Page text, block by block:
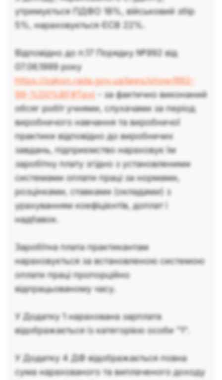
утримується ПДФО 18%, військовий збір
5%, нараховується ЄСВ 22%.
Відповідно до п.17 Порядку №992 від
07.06.1999 року
https://zakon.rada.gov.ua/laws/show/992-
99-%D0%BF#Text - за фактично виконаний
обсяг робіт учнями, слухачами за період
виробничого навчання та виробничої
практики відповідно до виробничих
завдань, підприємство нараховує їм
заробітну плату згідно з установленими
системами оплати праці за нормами,
розцінками, ставками (окладами) з
урахуванням коефіцієнтів, доплат і
надбавок.
Заробітна плата практикантам
нараховується за встановленою системою
оплати праці пропорційно
відпрацьованому часу.
У Додатку 1 нарахована зарплата
відображається із категорією особи "1".
У Додатку 4 ДФ відображається повна
сума нарахованого та виплаченого доходу